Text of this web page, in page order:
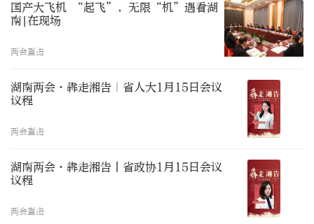
国产大飞机 “起飞”，无限“机”遇看湖
南|在现场
两会直击
湖南两会·犇走湘告｜省人大1月15日会议
议程
两会直击
湖南两会·犇走湘告丨省政协1月15日会议
议程
两会直击